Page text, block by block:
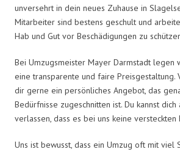
unversehrt in dein neues Zuhause in
Mitarbeiter sind bestens geschult und
Hab und Gut vor Beschädigungen zu
Bei Umzugsmeister Mayer Darmstadt legen
eine transparente und faire Preisgestaltung.
dir gerne ein persönliches Angebot, das
Bedürfnisse zugeschnitten ist. Du kannst
verlassen, dass es bei uns keine versteckten
Uns ist bewusst, dass ein Umzug oft mit viel